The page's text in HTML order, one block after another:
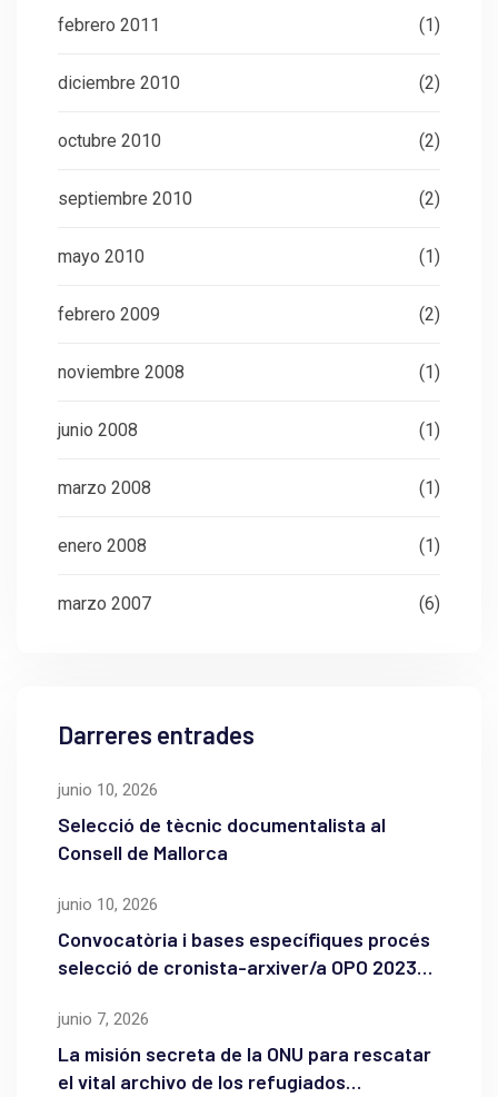
febrero 2011 (1)
diciembre 2010 (2)
octubre 2010 (2)
septiembre 2010 (2)
mayo 2010 (1)
febrero 2009 (2)
noviembre 2008 (1)
junio 2008 (1)
marzo 2008 (1)
enero 2008 (1)
marzo 2007 (6)
Darreres entrades
junio 10, 2026
Selecció de tècnic documentalista al
Consell de Mallorca
junio 10, 2026
Convocatòria i bases específiques procés
selecció de cronista-arxiver/a OPO 2023
junio 7, 2026
La misión secreta de la ONU para rescatar
el vital archivo de los refugiados